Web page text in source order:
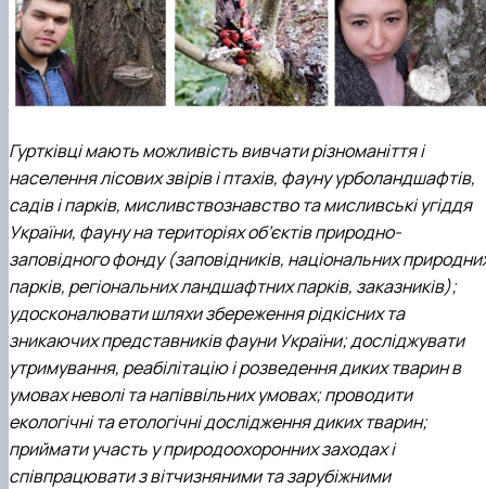
Гуртківці мають можливість вивчати різноманіття і
населення лісових звірів і птахів, фауну урболандшафтів,
садів і парків, мисливствознавство та мисливські угіддя
України, фауну на територіях об’єктів природно-
заповідного фонду (заповідників, національних
парків, регіональних ландшафтних парків, заказників);
удосконалювати шляхи збереження рідкісних та
зникаючих представників фауни України; досліджувати
утримування, реабілітацію і розведення диких тварин в
умовах неволі та напіввільних умовах; проводити
екологічні та етологічні дослідження диких тварин;
приймати участь у природоохоронних заходах і
співпрацювати з вітчизняними та зарубіжними